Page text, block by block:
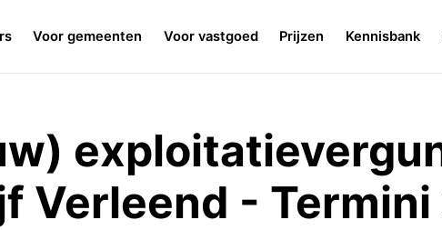
Voor gemeenten Voor vastgoed Prijzen Kennisbank
Verleend - Termini